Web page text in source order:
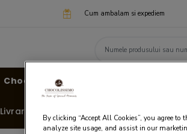
Cum ambalam si expediem
Chocolissimo
Livrare rapida 🚚
By clicking “Accept All Cookies”, you agree
analyze site usage, and assist in our